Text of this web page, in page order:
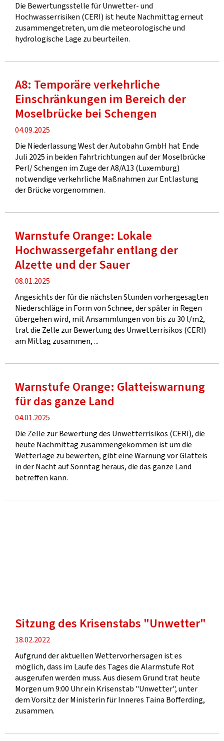
Die Bewertungsstelle für Unwetter- und
Hochwasserrisiken (CERI) ist heute Nachmittag erneut
zusammengetreten, um die meteorologische und
hydrologische Lage zu beurteilen.
A8: Temporäre verkehrliche
Einschränkungen im Bereich der
Moselbrücke bei Schengen
Veröffentlichung
04.09.2025
Die Niederlassung West der Autobahn GmbH hat Ende
Juli 2025 in beiden Fahrtrichtungen auf der Moselbrücke
Perl/ Schengen im Zuge der A8/A13 (Luxemburg)
notwendige verkehrliche Maßnahmen zur Entlastung
der Brücke vorgenommen.
Warnstufe Orange: Lokale
Hochwassergefahr entlang der
Alzette und der Sauer
Veröffentlichung
08.01.2025
Angesichts der für die nächsten Stunden vorhergesagten
Niederschläge in Form von Schnee, der später in Regen
übergehen wird, mit Ansammlungen von bis zu 30 l/m2,
trat die Zelle zur Bewertung des Unwetterrisikos (CERI)
am Mittag zusammen, ...
Warnstufe Orange: Glatteiswarnung
für das ganze Land
Veröffentlichung
04.01.2025
Die Zelle zur Bewertung des Unwetterrisikos (CERI), die
heute Nachmittag zusammengekommen ist um die
Wetterlage zu bewerten, gibt eine Warnung vor Glatteis
in der Nacht auf Sonntag heraus, die das ganze Land
betreffen kann.
Sitzung des Krisenstabs "Unwetter"
Veröffentlichung
18.02.2022
Aufgrund der aktuellen Wettervorhersagen ist es
möglich, dass im Laufe des Tages die Alarmstufe Rot
ausgerufen werden muss. Aus diesem Grund trat heute
Morgen um 9:00 Uhr ein Krisenstab "Unwetter", unter
dem Vorsitz der Ministerin für Inneres Taina Bofferding,
zusammen.